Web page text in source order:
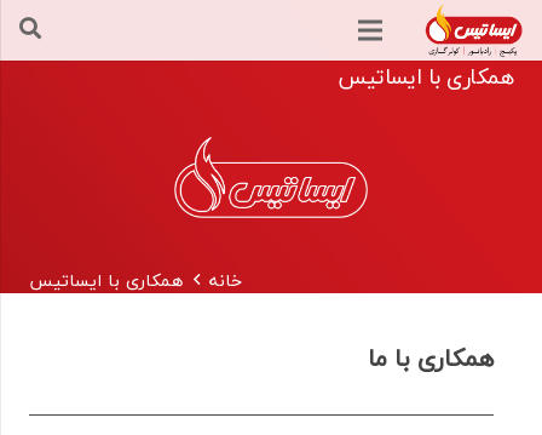
همکاری با ایساتیس
خانه همکاری با ایساتیس
همکاری با ما